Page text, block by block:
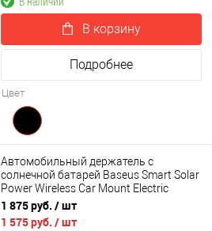
В корзину
Подробнее
Цвет
Автомобильный держатель с
солнечной батарей Baseus Smart Solar
Power Wireless Car Mount Electric
Holder Black (SUZG000001)
1 875 руб. / шт
1 575 руб. / шт